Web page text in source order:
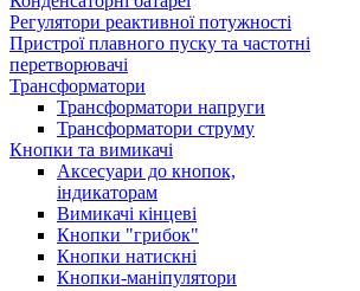
Регулятори реактивної потужності
Пристрої плавного пуску та частотні
перетворювачі
Трансформатори
Трансформатори напруги
Трансформатори струму
Кнопки та вимикачі
Аксесуари до кнопок,
індикаторам
Вимикачі кінцеві
Кнопки "грибок"
Кнопки натискні
Кнопки-маніпулятори